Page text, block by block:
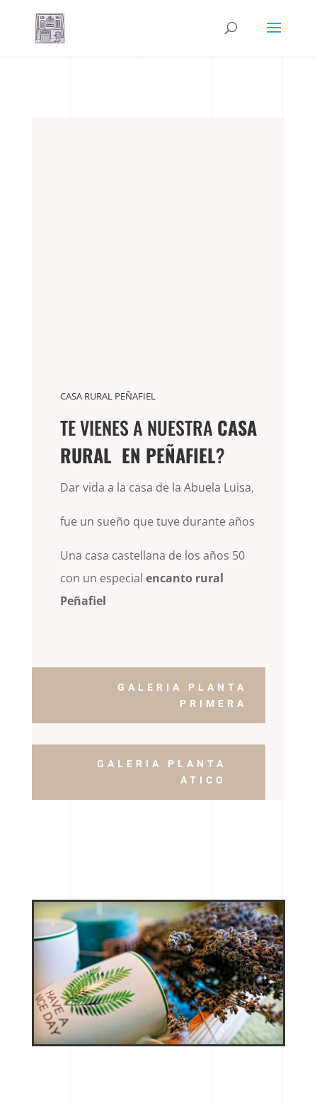
CASA RURAL PEÑAFIEL
TE VIENES A NUESTRA CASA
RURAL EN PEÑAFIEL?
Dar vida a la casa de la Abuela Luisa,
fue un sueño que tuve durante años
Una casa castellana de los años 50
con un especial encanto rural
Peñafiel
GALERIA PLANTA
PRIMERA
GALERIA PLANTA
ATICO